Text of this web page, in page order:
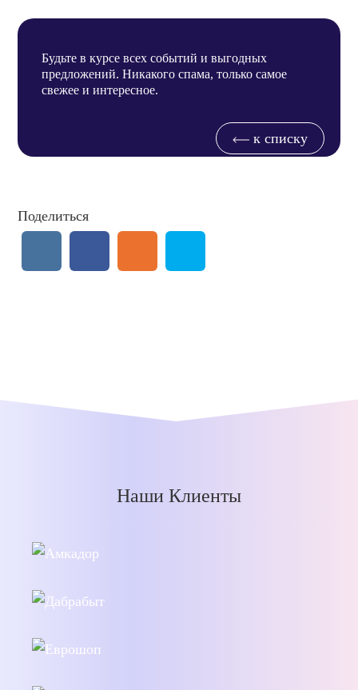
Будьте в курсе всех событий и выгодных
предложений. Никакого спама, только самое
свежее и интересное.
к списку
Поделиться
Наши Клиенты